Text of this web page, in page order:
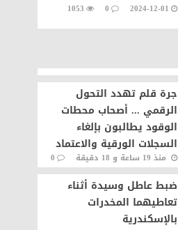
2024-12-01
0
1053
جرة قلم تهدد التحول
الرقمي ... أصحاب محطات
الوقود يطالبون بإلغاء
السجلات الورقية والاعتماد
على المنظومة الإلكترونية
منذ 19 ساعة و 18 دقيقة
0
62
ضبط عاطل وسيدة أثناء
تعاطيهما المخدرات
بالإسكندرية